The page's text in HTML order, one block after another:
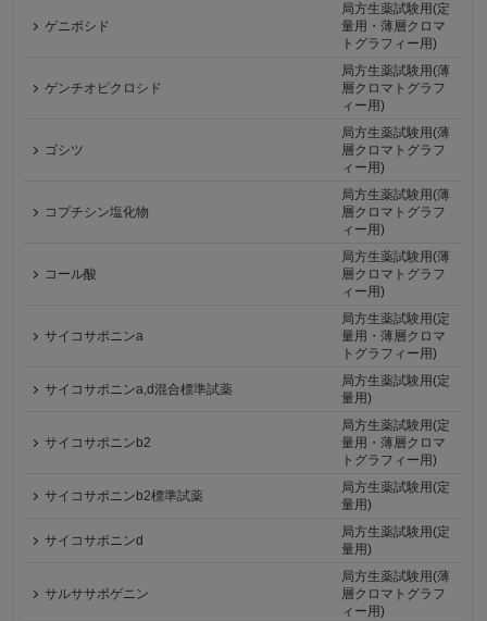
ゲニポシド
局方生薬試験用(定
量用・薄層クロマ
トグラフィー用)
ゲンチオピクロシド
局方生薬試験用(薄
層クロマトグラフ
ィー用)
ゴシツ
局方生薬試験用(薄
層クロマトグラフ
ィー用)
コプチシン塩化物
局方生薬試験用(薄
層クロマトグラフ
ィー用)
コール酸
局方生薬試験用(薄
層クロマトグラフ
ィー用)
サイコサポニンa
局方生薬試験用(定
量用・薄層クロマ
トグラフィー用)
サイコサポニンa,d混合標準試薬
局方生薬試験用(定
量用)
サイコサポニンb2
局方生薬試験用(定
量用・薄層クロマ
トグラフィー用)
サイコサポニンb2標準試薬
局方生薬試験用(定
量用)
サイコサポニンd
局方生薬試験用(定
量用)
サルササポゲニン
局方生薬試験用(薄
層クロマトグラフ
ィー用)